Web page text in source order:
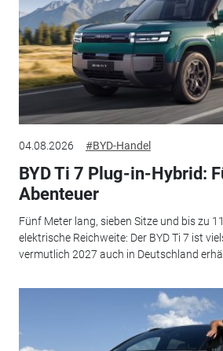
04.08.2026 #BYD-Handel
BYD Ti 7 Plug-in-Hybrid:
Abenteuer
Fünf Meter lang, sieben Sitze und bis zu
elektrische Reichweite: Der BYD Ti 7 ist
vermutlich 2027 auch in Deutschland